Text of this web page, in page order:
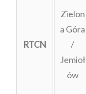
RTCN
Zielon
a Góra
/
Jemioł
ów